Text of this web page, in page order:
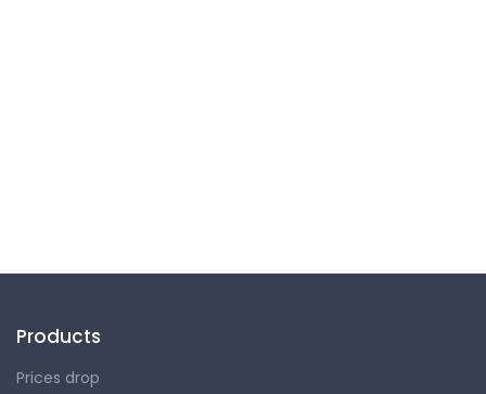
Products
Prices drop